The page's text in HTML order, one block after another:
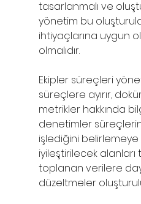
tasarlanmalı ve
yönetim bu
ihtiyaçlarına uygun
olmalıdır.
Ekipler süreçleri
süreçlere ayırır,
metrikler hakkında
denetimler
işlediğini belirlemeye
iyileştirilecek
toplanan verilere
düzeltmeler